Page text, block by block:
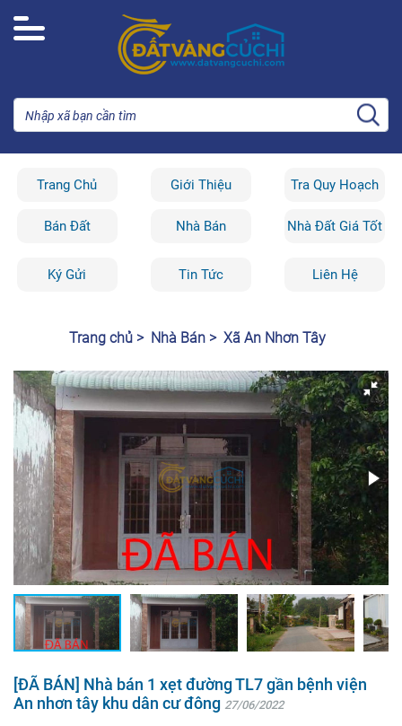
Trang Chủ Giới Thiệu Tra Quy Hoạch
Bán Đất Nhà Bán Nhà Đất Giá Tốt
Ký Gửi Tin Tức Liên Hệ
Trang chủ > Nhà Bán > Xã An Nhơn Tây
[ĐÃ BÁN] Nhà bán 1 xẹt đường TL7 gần bệnh viện
An nhơn tây khu dân cư đông 27/06/2022